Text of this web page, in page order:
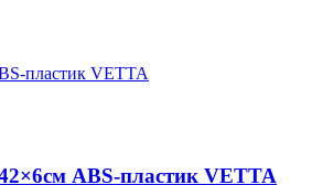
ABS-пластик VETTA